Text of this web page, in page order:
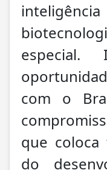
com o
que coloca
do